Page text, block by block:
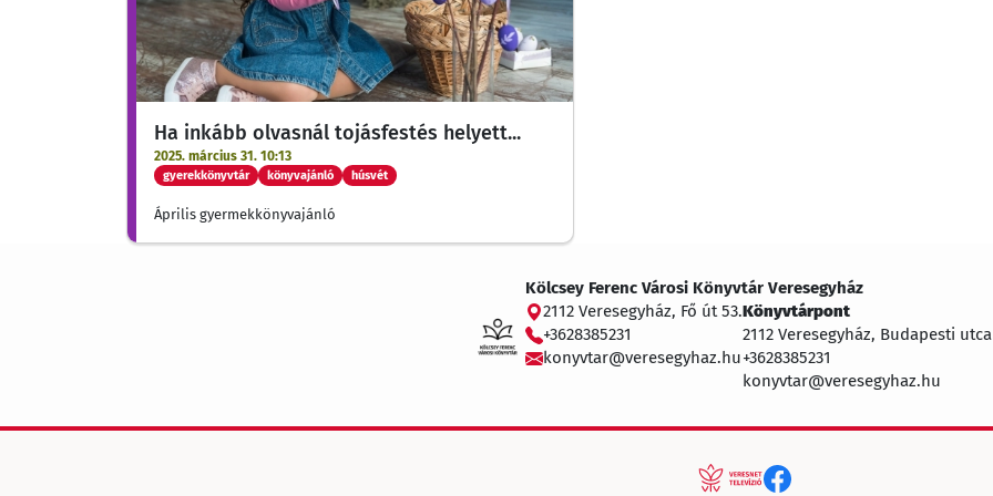
Ha inkább olvasnál tojásfestés helyett...
2025. március 31. 10:13
gyerekkönyvtár könyvajánló húsvét
Április gyermekkönyvajánló
Kölcsey Ferenc Városi Könyvtár Veresegyház
2112 Veresegyház, Fő út 53.
+3628385231
konyvtar@veresegyhaz.hu
Könyvtárpont
2112 Veresegyház, Budapesti
+3628385231
konyvtar@veresegyhaz.hu